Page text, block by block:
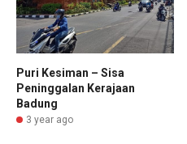
Puri Kesiman – Sisa
Peninggalan Kerajaan
Badung
3 year ago